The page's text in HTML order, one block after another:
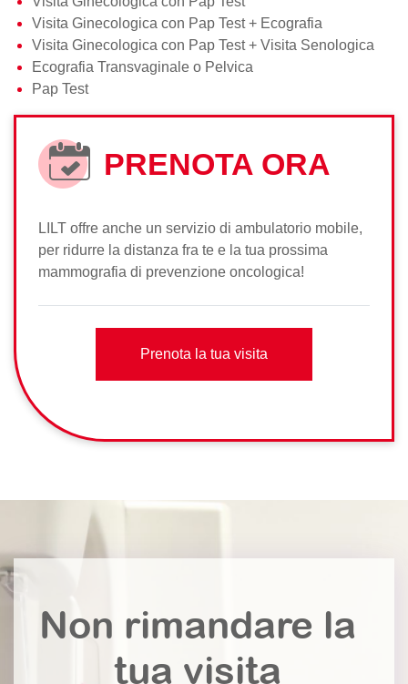
Visita Ginecologica con Pap Test + Ecografia
Visita Ginecologica con Pap Test + Visita Senologica
Ecografia Transvaginale o Pelvica
Pap Test
PRENOTA ORA
LILT offre anche un servizio di ambulatorio mobile,
per ridurre la distanza fra te e la tua prossima
mammografia di prevenzione oncologica!
Prenota la tua visita
Non rimandare la
tua visita